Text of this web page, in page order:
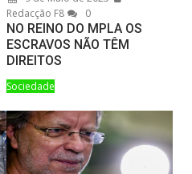
Redacção F8
0
NO REINO DO MPLA OS
ESCRAVOS NÃO TÊM
DIREITOS
Sociedade